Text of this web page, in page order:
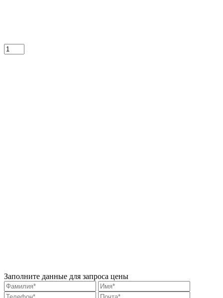
Заполните данные для запроса цены